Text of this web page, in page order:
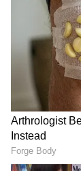
Related
ಕೇವಲ ಎರಡೇ
ಅಚ್ಚರಿ ಹೇಳಿಕೆ